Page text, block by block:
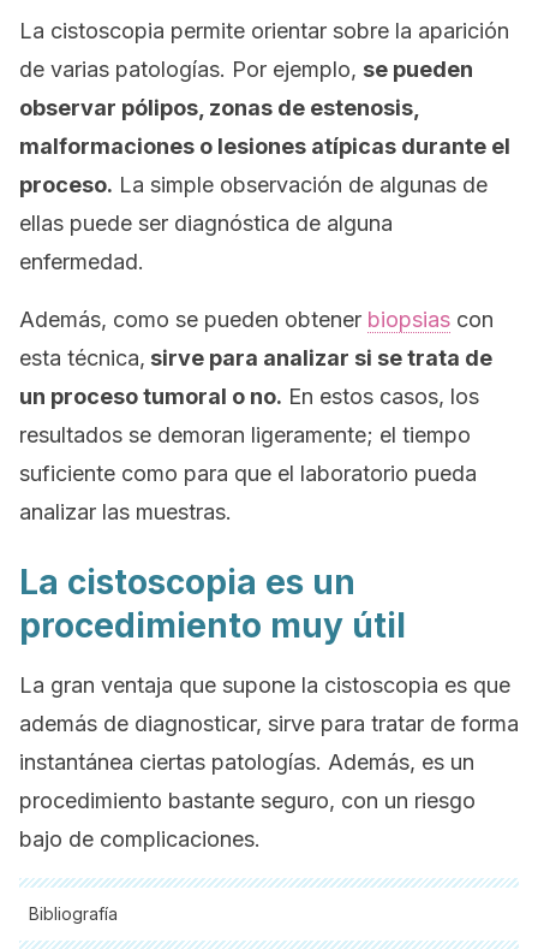
La cistoscopia permite orientar sobre la aparición
de varias patologías. Por ejemplo, se pueden
observar pólipos, zonas de estenosis,
malformaciones o lesiones atípicas durante el
proceso. La simple observación de algunas de
ellas puede ser diagnóstica de alguna
enfermedad.
Además, como se pueden obtener biopsias con
esta técnica, sirve para analizar si se trata de
un proceso tumoral o no. En estos casos, los
resultados se demoran ligeramente; el tiempo
suficiente como para que el laboratorio pueda
analizar las muestras.
La cistoscopia es un
procedimiento muy útil
La gran ventaja que supone la cistoscopia es que
además de diagnosticar, sirve para tratar de forma
instantánea ciertas patologías. Además, es un
procedimiento bastante seguro, con un riesgo
bajo de complicaciones.
Bibliografía